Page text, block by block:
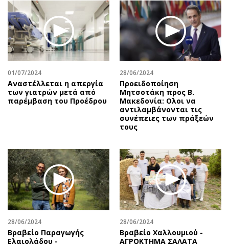
Μουσική
Εικαστικά
Βιβλίο
Χειρόγραφα
Uncut
Προσφορές
Προσωπικότητες στην ''Κ''
Επιστολές
01/07/2024
Αναστέλλεται η απεργία
των γιατρών μετά από
παρέμβαση του Προέδρου
28/06/2024
Προειδοποίηση
Μητσοτάκη προς Β.
Μακεδονία: Ολοι να
αντιλαμβάνονται τις
συνέπειες των πράξεών
τους
28/06/2024
Βραβείο Παραγωγής
Ελαιολάδου -
28/06/2024
Βραβείο Χαλλουμιού -
ΑΓΡΟΚΤΗΜΑ ΣΑΛΑΤΑ